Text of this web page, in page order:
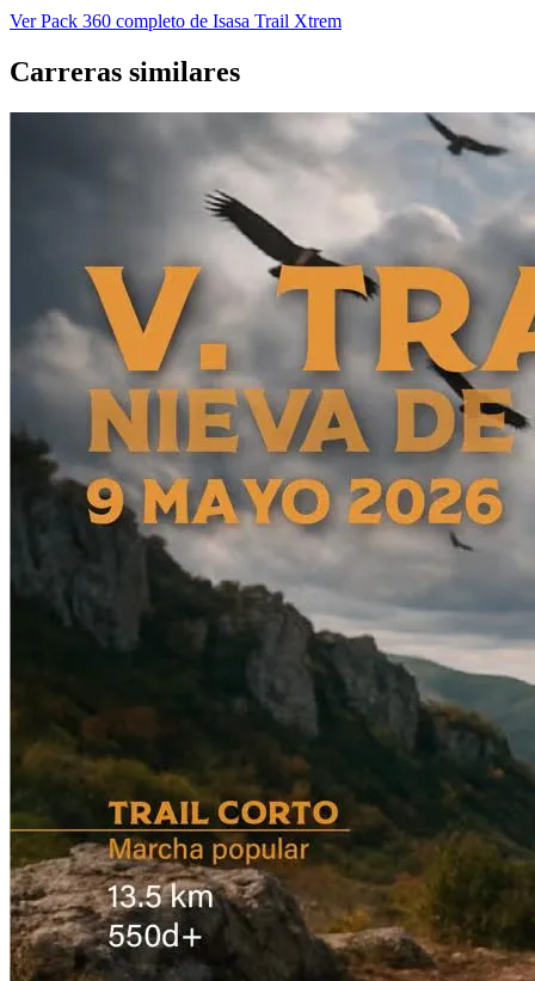
Ver Pack 360 completo de Isasa Trail Xtrem
Carreras similares